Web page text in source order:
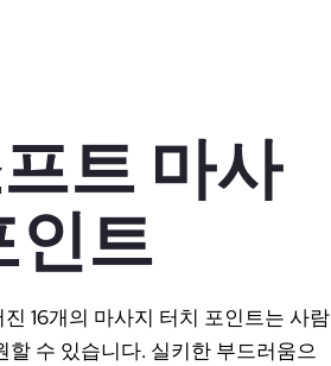
트 마사
인트
16개의 마사지 터치 포인트는 사람
수 있습니다. 실키한 부드러움으